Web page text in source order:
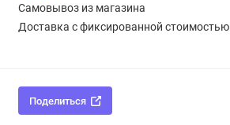
Самовывоз из магазина
Доставка с фиксированной стоимостью
Поделиться